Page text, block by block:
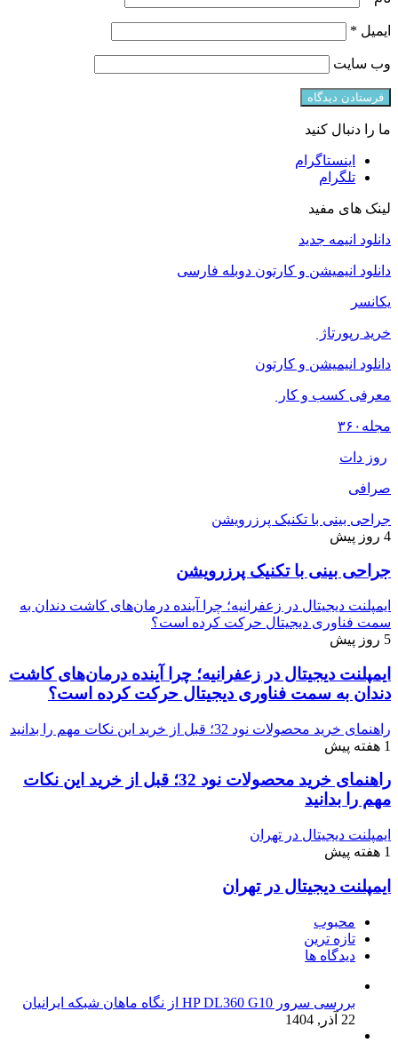
ایمیل *
وب‌ سایت
ما را دنبال کنید
اینستاگرام
تلگرام
لینک های مفید
دانلود انیمه جدید
دانلود انیمیشن و کارتون دوبله فارسی
یکانسر
خرید رپورتاژ
دانلود انیمیشن و کارتون
معرفی کسب و کار
مجله ۳۶۰
روز دات
صرافی
جراحی بینی با تکنیک پرزرویشن
4 روز پیش
جراحی بینی با تکنیک پرزرویشن
ایمپلنت دیجیتال در زعفرانیه؛ چرا آینده درمان‌های کاشت دندان به
سمت فناوری دیجیتال حرکت کرده است؟
5 روز پیش
ایمپلنت دیجیتال در زعفرانیه؛ چرا آینده درمان‌های کاشت
دندان به سمت فناوری دیجیتال حرکت کرده است؟
راهنمای خرید محصولات نود 32؛ قبل از خرید این نکات مهم را بدانید
1 هفته پیش
راهنمای خرید محصولات نود 32؛ قبل از خرید این نکات
مهم را بدانید
ایمپلنت دیجیتال در تهران
1 هفته پیش
ایمپلنت دیجیتال در تهران
محبوب
تازه ترین
دیدگاه ها
بررسی سرور HP DL360 G10 از نگاه ماهان شبکه ایرانیان
22 آذر, 1404